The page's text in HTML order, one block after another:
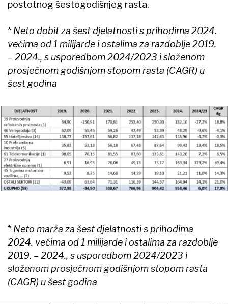
postotnog šestogodišnjeg rasta.
* Neto dobit za šest djelatnosti s prihodima 2024.
većima od 1 milijarde i ostalima za razdoblje 2019.
– 2024., s usporedbom 2024/2023 i složenom
prosječnom godišnjom stopom rasta (CAGR) u
šest godina
* Neto marža za šest djelatnosti s prihodima
2024. većima od 1 milijarde i ostalima za razdoblje
2019. – 2024., s usporedbom 2024/2023 i
složenom prosječnom godišnjom stopom rasta
(CAGR) u šest godina